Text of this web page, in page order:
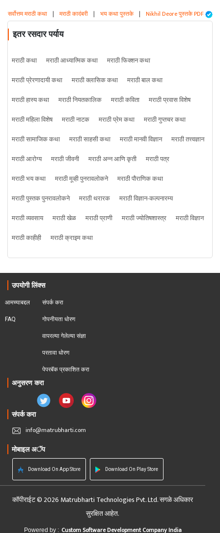
सर्वोत्तम मराठी कथा | मराठी कादंबरी | भय कथा पुस्तके | Nikhil Deore पुस्तके PDF
इतर रसदार पर्याय
मराठी कथा मराठी आध्यात्मिक कथा
मराठी फिक्शन कथा
मराठी प्रेरणादायी कथा
मराठी क्लासिक कथा
मराठी बाल कथा
मराठी हास्य कथा
मराठी नियतकालिक मराठी कविता
मराठी प्रवास विशेष
मराठी महिला विशेष
मराठी नाटक मराठी प्रेम कथा
मराठी गुप्तचर कथा
मराठी सामाजिक कथा
मराठी साहसी कथा मराठी मानवी विज्ञान
मराठी तत्त्वज्ञान
मराठी आरोग्य
मराठी जीवनी मराठी अन्न आणि कृती
मराठी पत्र
मराठी भय कथा
मराठी मूव्ही पुनरावलोकने
मराठी पौराणिक कथा
मराठी पुस्तक पुनरावलोकने
मराठी थरारक
मराठी विज्ञान-कल्पनारम्य
मराठी व्यवसाय
मराठी खेळ मराठी प्राणी मराठी ज्योतिषशास्त्र
मराठी विज्ञान
मराठी काहीही
मराठी क्राइम कथा
उपयोगी लिंक्स
आमच्याबद्दल
FAQ
संपर्क करा
गोपनीयता धोरण
वापरल्या गेलेल्या संज्ञा
परतावा धोरण
पेपरबॅक प्रकाशित करा
अनुसरण करा
संपर्क करा
info@matrubharti.com
मोबाइल अॅप
Download On App Store Download On Play Store
कॉपीराईट © 2026 Matrubharti Technologies Pvt. Ltd. सगळे अधिकार
सुरक्षित आहेत.
Powered by : Custom Software Development Company India